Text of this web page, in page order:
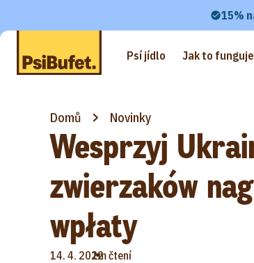
15%
Psí jídlo Jak to funguje
Domů Novinky
Wesprzyj
zwierzaków
wpłaty
14. 4. 2022
•
1m čtení